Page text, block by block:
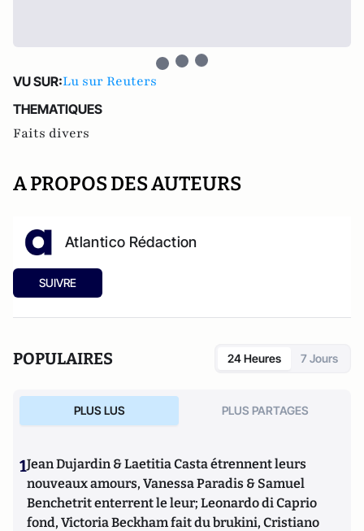
VU SUR:Lu sur Reuters
THEMATIQUES
Faits divers
A PROPOS DES AUTEURS
Atlantico Rédaction
SUIVRE
POPULAIRES 24 Heures 7 Jours
PLUS LUS PLUS PARTAGES
1Jean Dujardin & Laetitia Casta étrennent leurs
nouveaux amours, Vanessa Paradis & Samuel
Benchetrit enterrent le leur; Leonardo di Caprio
fond, Victoria Beckham fait du brukini, Cristiano